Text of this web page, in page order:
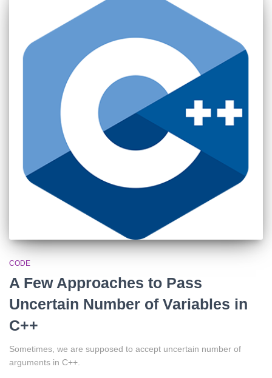
CODE
A Few Approaches to Pass
Uncertain Number of Variables in
C++
Sometimes, we are supposed to accept uncertain number of
arguments in C++.